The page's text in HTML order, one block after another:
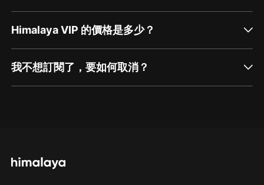
Himalaya VIP 的價格是多少？
我不想訂閱了，要如何取消？